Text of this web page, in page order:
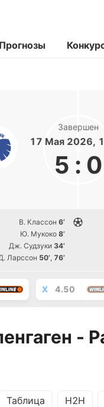
Прогнозы
Завершен
17 Мая 2026,
5 : 0
В. Классон 6’
Ю. Мукоко 8’
Дж. Судзуки 34’
Ларссон 50’, 76’
X 4.50
-
Таблица H2H